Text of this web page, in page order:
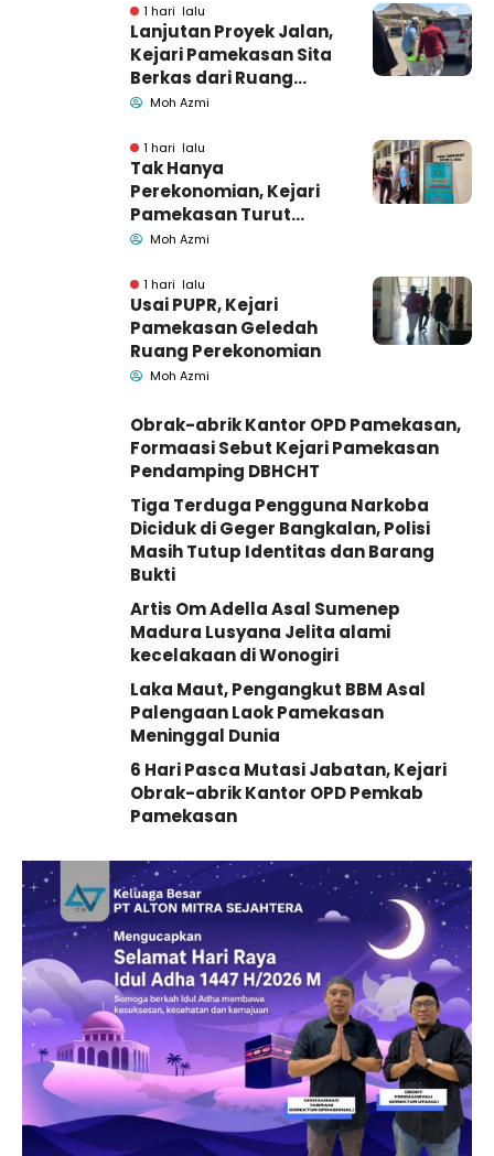
1 hari lalu
Lanjutan Proyek Jalan,
Kejari Pamekasan Sita
Berkas dari Ruang
Pemkab Pamekasan
Moh Azmi
1 hari lalu
Tak Hanya
Perekonomian, Kejari
Pamekasan Turut
Geledah Ruang
Jasa
Moh Azmi
1 hari lalu
Usai PUPR, Kejari
Pamekasan Geledah
Ruang Perekonomian
Moh Azmi
Obrak-abrik Kantor OPD Pamekasan,
Formaasi Sebut Kejari Pamekasan
Pendamping DBHCHT
Tiga Terduga Pengguna Narkoba
Diciduk di Geger Bangkalan, Polisi
Masih Tutup Identitas dan Barang
Bukti
Artis Om Adella Asal Sumenep
Madura Lusyana Jelita alami
kecelakaan di Wonogiri
Laka Maut, Pengangkut BBM Asal
Palengaan Laok Pamekasan
Meninggal Dunia
6 Hari Pasca Mutasi Jabatan, Kejari
Obrak-abrik Kantor OPD Pemkab
Pamekasan